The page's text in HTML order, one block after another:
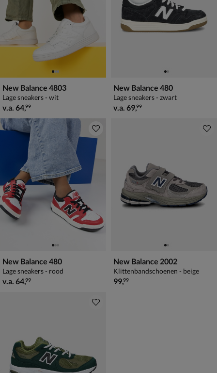
New Balance 4803
Lage sneakers - wit
vanaf € 64,99
v.a. 64,99
New Balance 480
Lage sneakers - zwart
vanaf € 69,99
v.a. 69,99
New Balance 480
Lage sneakers - rood
vanaf € 64,99
v.a. 64,99
New Balance 2002
Klittenbandschoenen - beige
€ 99,99
99,99